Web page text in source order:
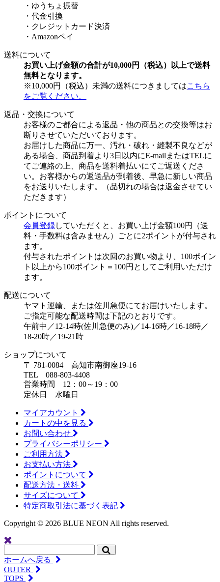
・ゆうちょ振替
・代金引換
・クレジットカード決済
・Amazonペイ
送料について
お買い上げ金額の合計が10,000円（税込）以上で送料
無料となります。
※10,000円（税込）未満の送料につきましてはこちら
をご覧ください。
返品・交換について
お客様のご都合による返品・他の商品との交換等はお
断りさせていただいております。
お届けした商品に万一、汚れ・破れ・縫製不良などが
ある場合、商品到着より3日以内にE-mailまたはTELに
てご連絡の上、商品を送料着払いにてご返送くださ
い。お客様からの返送品が到着後、早急に新しい商品
をお送りいたします。（品切れの場合は返金させてい
ただきます）
ポイントについて
会員登録していただくと、お買い上げ金額100円（送
料・手数料は含みません）ごとに2ポイントが付与され
ます。
付与されたポイントは次回のお買い物より、100ポイン
ト以上から100ポイント＝100円としてご利用いただけ
ます。
配送について
ヤマト運輸、または佐川急便にてお届けいたします。
ご指定可能な配送時間は下記のとおりです。
午前中／12-14時(佐川急便のみ)／14-16時／16-18時／
18-20時／19-21時
ショップについて
〒 781-0084 高知市南御座19-16
TEL 088-803-4408
営業時間 12：00～19：00
定休日 水曜日
マイアカウント
カートの中を見る
お問い合わせ
プライバシーポリシー
ご利用方法
お支払い方法
ポイントについて
配送方法・送料
サイズについて
特定商取引法に基づく表記
Copyright © 2026 BLUE NEON All rights reserved.
ホームへ戻る
OUTER
TOPS